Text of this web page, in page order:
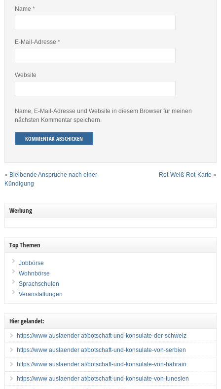
Name *
E-Mail-Adresse *
Website
Name, E-Mail-Adresse und Website in diesem Browser für meinen
nächsten Kommentar speichern.
« Bleibende Ansprüche nach einer
Kündigung
Rot-Weiß-Rot-Karte »
Werbung
Top Themen
Jobbörse
Wohnbörse
Sprachschulen
Veranstaltungen
Hier gelandet:
https://www auslaender at/botschaft-und-konsulate-der-schweiz
https://www auslaender at/botschaft-und-konsulate-von-serbien
https://www auslaender at/botschaft-und-konsulate-von-bahrain
https://www auslaender at/botschaft-und-konsulate-von-tunesien